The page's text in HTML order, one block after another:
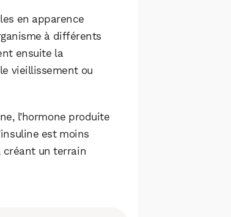
en apparence
à différents
ensuite la
vieillissement ou
l’hormone produite
est moins
créant un terrain